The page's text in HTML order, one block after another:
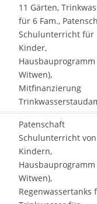
11 Gärten,
für 6 Fam.,
Schulunterricht für
Kinder,
Hausbauprogramm
Witwen),
Mitfinanzierung
Patenschaft
Schulunterricht
Kindern,
Hausbauprogramm
Witwen),
Regenwassertanks